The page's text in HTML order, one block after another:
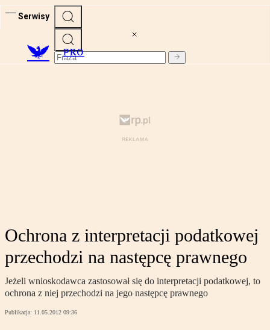
Serwisy
PRO
Ochrona z interpretacji podatkowej
przechodzi na następcę prawnego
Jeżeli wnioskodawca zastosował się do interpretacji podatkowej, to
ochrona z niej przechodzi na jego następcę prawnego
Publikacja: 11.05.2012 09:36